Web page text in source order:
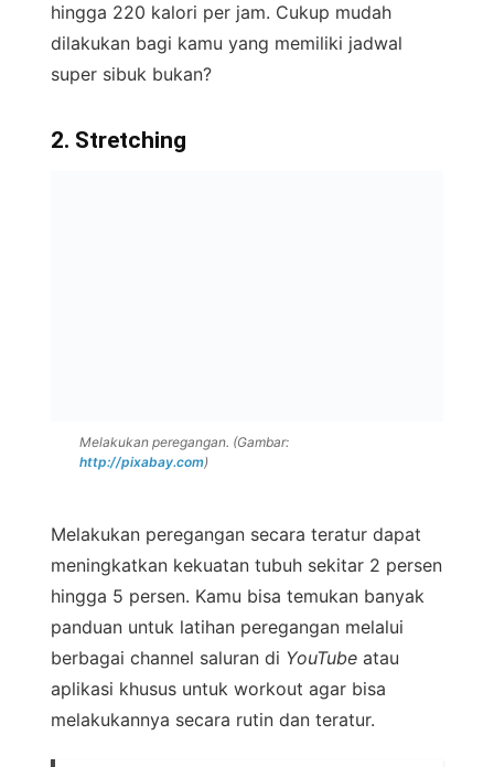
hingga 220 kalori per jam. Cukup mudah
dilakukan bagi kamu yang memiliki jadwal
super sibuk bukan?
2. Stretching
Melakukan peregangan. (Gambar:
http://pixabay.com)
Melakukan peregangan secara teratur dapat
meningkatkan kekuatan tubuh sekitar 2 persen
hingga 5 persen. Kamu bisa temukan banyak
panduan untuk latihan peregangan melalui
berbagai channel saluran di YouTube atau
aplikasi khusus untuk workout agar bisa
melakukannya secara rutin dan teratur.